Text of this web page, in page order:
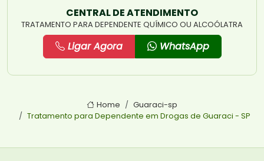
CENTRAL DE ATENDIMENTO
TRATAMENTO PARA DEPENDENTE QUÍMICO OU ALCOÓLATRA
Ligar Agora WhatsApp
Home
Guaraci-sp
Tratamento para Dependente em Drogas de Guaraci - SP